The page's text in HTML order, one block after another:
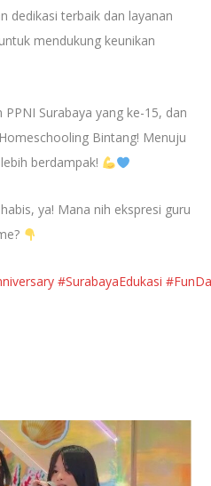
dedikasi terbaik dan layanan
mendukung keunikan
Surabaya yang ke-15, dan
Bintang! Menuju
berdampak!
ya! Mana nih ekspresi guru
#SurabayaEdukasi